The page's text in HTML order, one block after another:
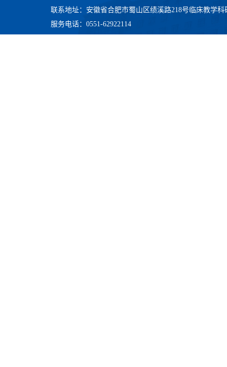
联系地址：安徽省合肥市蜀山区绩溪路218号临床教学科
服务电话：0551-62922114